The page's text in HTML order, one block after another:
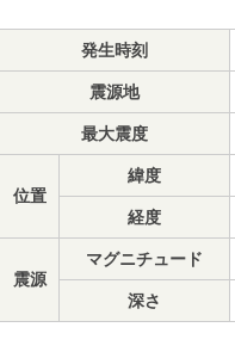
発生時刻
震源地
最大震度
位置
緯度
経度
震源
マグニチュード
深さ